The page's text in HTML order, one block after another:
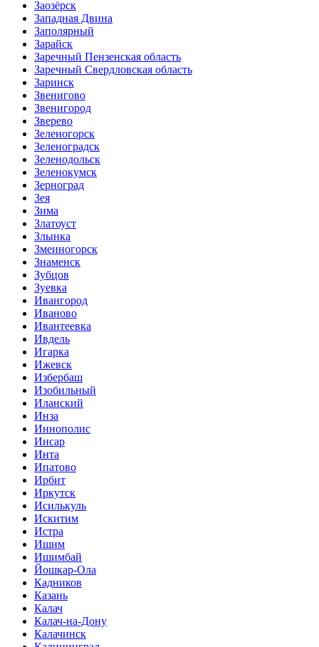
Заозёрск
Западная Двина
Заполярный
Зарайск
Заречный Пензенская область
Заречный Свердловская область
Заринск
Звенигово
Звенигород
Зверево
Зеленогорск
Зеленоградск
Зеленодольск
Зеленокумск
Зерноград
Зея
Зима
Златоуст
Злынка
Змеиногорск
Знаменск
Зубцов
Зуевка
Ивангород
Иваново
Ивантеевка
Ивдель
Игарка
Ижевск
Избербаш
Изобильный
Иланский
Инза
Иннополис
Инсар
Инта
Ипатово
Ирбит
Иркутск
Исилькуль
Искитим
Истра
Ишим
Ишимбай
Йошкар-Ола
Кадников
Казань
Калач
Калач-на-Дону
Калачинск